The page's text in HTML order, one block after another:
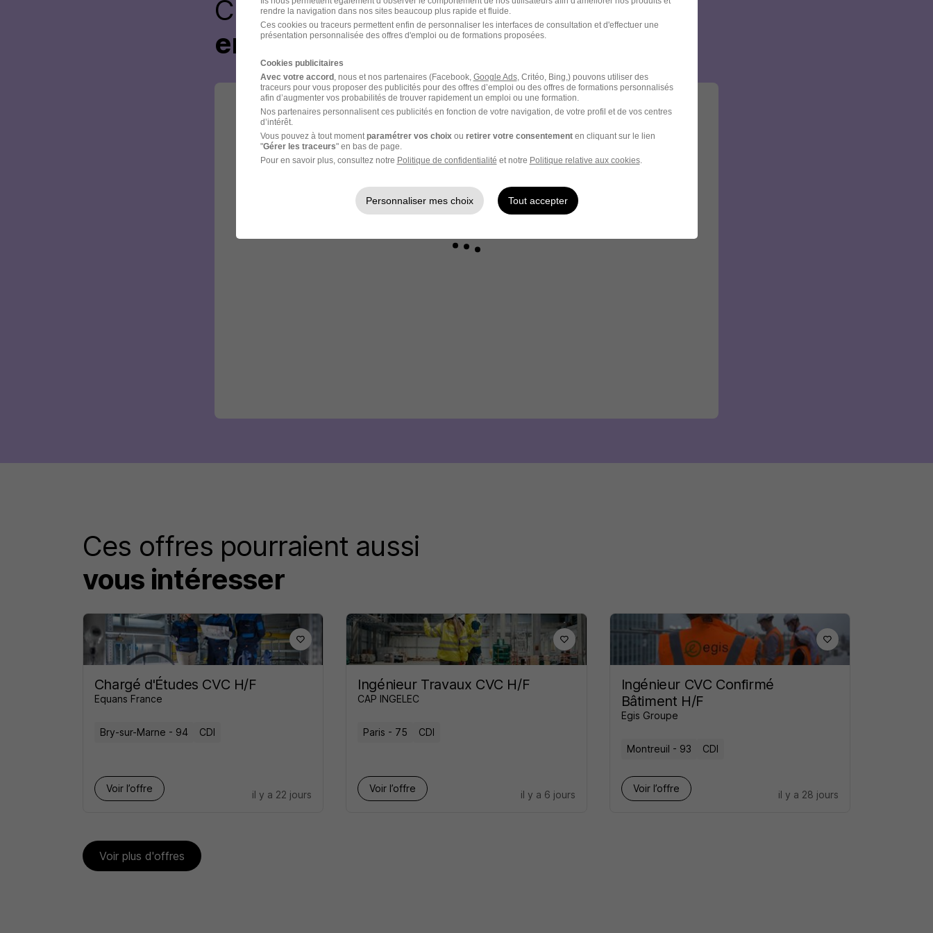
Créez votre compte Hellowork et
envoyez votre candidature !
Ces offres pourraient aussi
vous intéresser
Chargé d'Études CVC H/F
Equans France
Bry-sur-Marne - 94 CDI
Voir l’offre
il y a 22 jours
Ingénieur Travaux CVC H/F
CAP INGELEC
Paris - 75 CDI
Voir l’offre
il y a 6 jours
Ingénieur CVC Confirmé
Bâtiment H/F
Egis Groupe
Montreuil - 93 CDI
Voir l’offre
il y a 28 jours
Voir plus d'offres
rendre la navigation dans nos sites beaucoup plus rapide et fluide.
Ces cookies ou traceurs permettent enfin de personnaliser les interfaces de consultation et d'effectuer une
présentation personnalisée des offres d'emploi ou de formations proposées.
Cookies publicitaires
Avec votre accord, nous et nos partenaires (Facebook, Google Ads, Critéo, Bing,) pouvons utiliser des
traceurs pour vous proposer des publicités pour des offres d’emploi ou des offres de formations personnalisés
afin d’augmenter vos probabilités de trouver rapidement un emploi ou une formation.
Nos partenaires personnalisent ces publicités en fonction de votre navigation, de votre profil et de vos centres
d’intérêt.
Vous pouvez à tout moment paramétrer vos choix ou retirer votre consentementen cliquant sur le lien
"Gérer les traceurs" en bas de page.
Pour en savoir plus, consultez notre Politique de confidentialité et notre Politique relative aux cookies.
Personnaliser mes choix Tout accepter